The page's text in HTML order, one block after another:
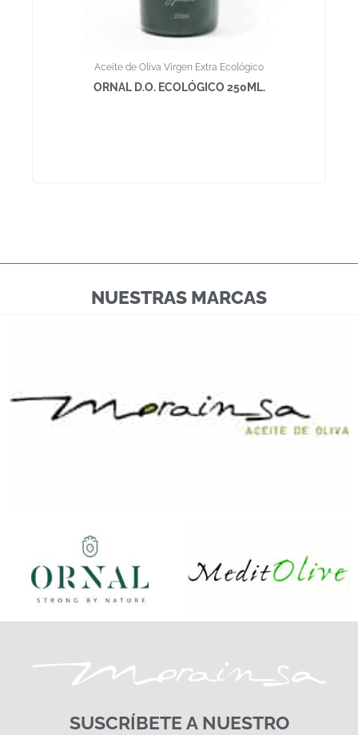
Aceite de Oliva Virgen Extra Ecológico
ORNAL D.O. ECOLÓGICO 250ML.
NUESTRAS MARCAS
SUSCRÍBETE A NUESTRO